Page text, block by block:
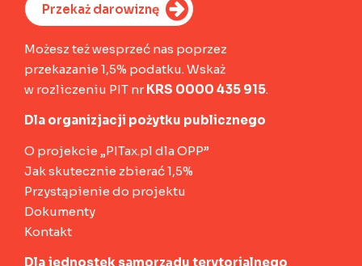
Przekaż darowiznę
Możesz też wesprzeć nas poprzez
przekazanie 1,5% podatku. Wskaż
w rozliczeniu PIT nrKRS 0000 435 915.
Dla organizjacji pożytku publicznego
O projekcie „PITax.pl dla OPP”
Jak skutecznie zbierać 1,5%
Przystąpienie do projektu
Dokumenty
Kontakt
Dla jednostek samorządu terytorialnego